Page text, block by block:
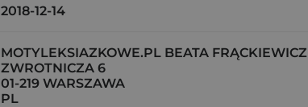
2018-12-14
MOTYLEKSIAZKOWE.PL BEATA FRĄCKIEWICZ
ZWROTNICZA 6
01-219 WARSZAWA
PL